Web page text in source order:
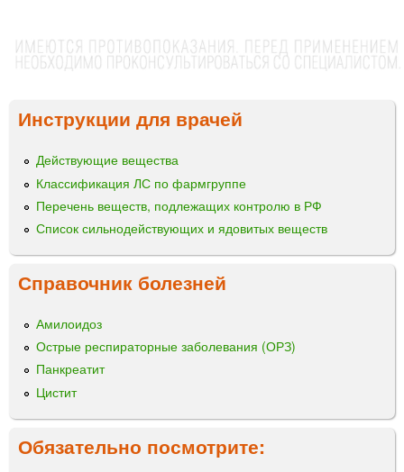
Инструкции для врачей
Действующие вещества
Классификация ЛС по фармгруппе
Перечень веществ, подлежащих контролю в РФ
Список сильнодействующих и ядовитых веществ
Справочник болезней
Амилоидоз
Острые респираторные заболевания (ОРЗ)
Панкреатит
Цистит
Обязательно посмотрите: